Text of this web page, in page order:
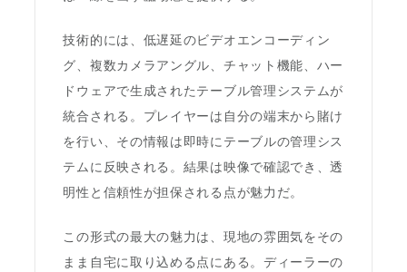
技術的には、低遅延のビデオエンコーディン
グ、複数カメラアングル、チャット機能、ハー
ドウェアで生成されたテーブル管理システムが
統合される。プレイヤーは自分の端末から賭け
を行い、その情報は即時にテーブルの管理シス
テムに反映される。結果は映像で確認でき、透
明性と信頼性が担保される点が魅力だ。
この形式の最大の魅力は、現地の雰囲気をその
まま自宅に取り込める点にある。ディーラーの